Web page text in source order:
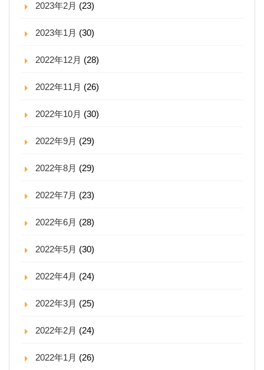
2023年2月 (23)
2023年1月 (30)
2022年12月 (28)
2022年11月 (26)
2022年10月 (30)
2022年9月 (29)
2022年8月 (29)
2022年7月 (23)
2022年6月 (28)
2022年5月 (30)
2022年4月 (24)
2022年3月 (25)
2022年2月 (24)
2022年1月 (26)